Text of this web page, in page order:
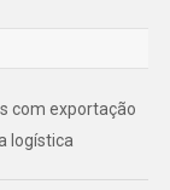
com exportação
logística